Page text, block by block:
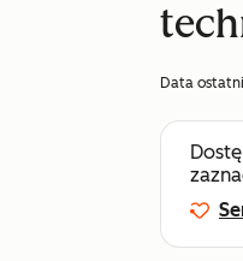
Data